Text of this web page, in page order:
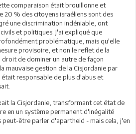
comparaison était brouillonne et
20 % des citoyens israéliens sont des
une discrimination indéniable, ont
et politiques. J'ai expliqué que
problématique, mais qu'elle
provisoire, et non le reflet de la
droit de dominer un autre de façon
mauvaise gestion de la Cisjordanie par
responsable de plus d'abus et
la Cisjordanie, transformant cet état de
en un système permanent d'inégalité
être parler d'apartheid - mais cela, j'en